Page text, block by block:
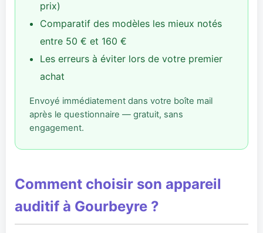
prix)
Comparatif des modèles les mieux notés
entre 50 € et 160 €
Les erreurs à éviter lors de votre premier
achat
Envoyé immédiatement dans votre boîte mail
après le questionnaire — gratuit, sans
engagement.
Comment choisir son appareil
auditif à Gourbeyre ?